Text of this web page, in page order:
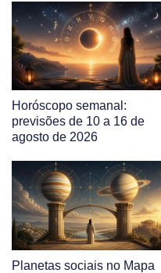
Horóscopo semanal:
previsões de 10 a 16 de
agosto de 2026
Planetas sociais no Mapa